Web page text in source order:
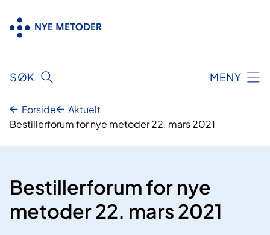
innhold
SØK MENY
Forside
Aktuelt
Bestillerforum for nye metoder 22. mars 2021
Bestillerforum for nye
metoder 22. mars 2021